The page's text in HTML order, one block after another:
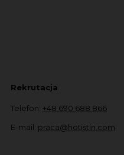
Rekrutacja
Telefon: +48 690 688 866
E-mail: praca@hotistin.com